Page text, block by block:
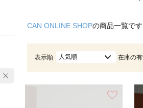
CAN ONLINE SHOPの商品一覧です
表示順 人気順 在庫の
お気に